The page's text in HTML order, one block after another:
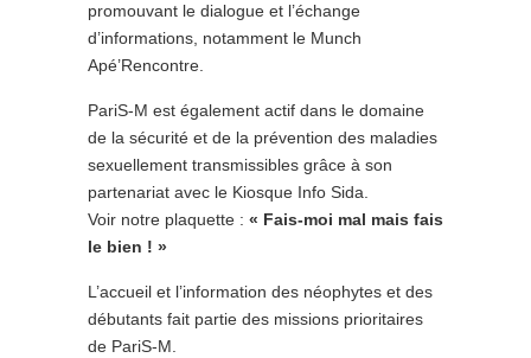
promouvant le dialogue et l’échange
d’informations, notamment le Munch
Apé’Rencontre.
PariS-M est également actif dans le domaine
de la sécurité et de la prévention des maladies
sexuellement transmissibles grâce à son
partenariat avec le Kiosque Info Sida.
Voir notre plaquette : « Fais-moi mal mais fais
le bien ! »
L’accueil et l’information des néophytes et des
débutants fait partie des missions prioritaires
de PariS-M.